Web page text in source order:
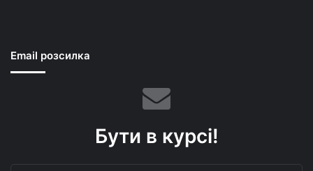
Email розсилка
Бути в курсі!